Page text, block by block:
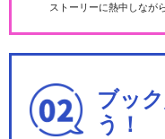
ストーリーに熱中しなが
ブッ
う！